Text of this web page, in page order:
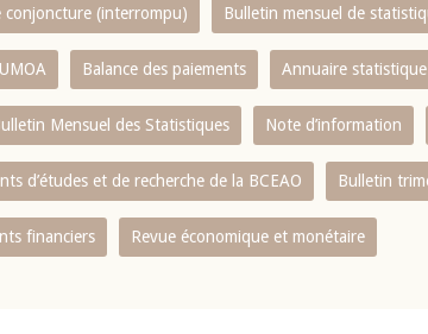
conjoncture (interrompu) Bulletin mensuel de
Balance des paiements Annuaire statistique
Mensuel des Statistiques Note d’information
d’études et de recherche de la BCEAO Bulletin
financiers Revue économique et monétaire